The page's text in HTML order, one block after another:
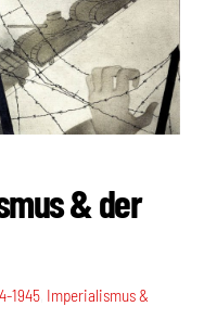
& der
1945 Imperialismus &